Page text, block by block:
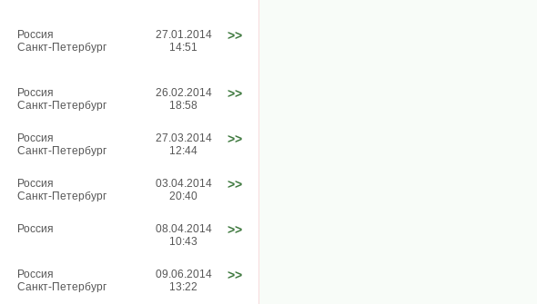
Россия
Санкт-Петербург
27.01.2014
14:51
>>
Россия
Санкт-Петербург
26.02.2014
18:58
>>
Россия
Санкт-Петербург
27.03.2014
12:44
>>
Россия
Санкт-Петербург
03.04.2014
20:40
>>
Россия
08.04.2014
10:43
>>
Россия
Санкт-Петербург
09.06.2014
13:22
>>